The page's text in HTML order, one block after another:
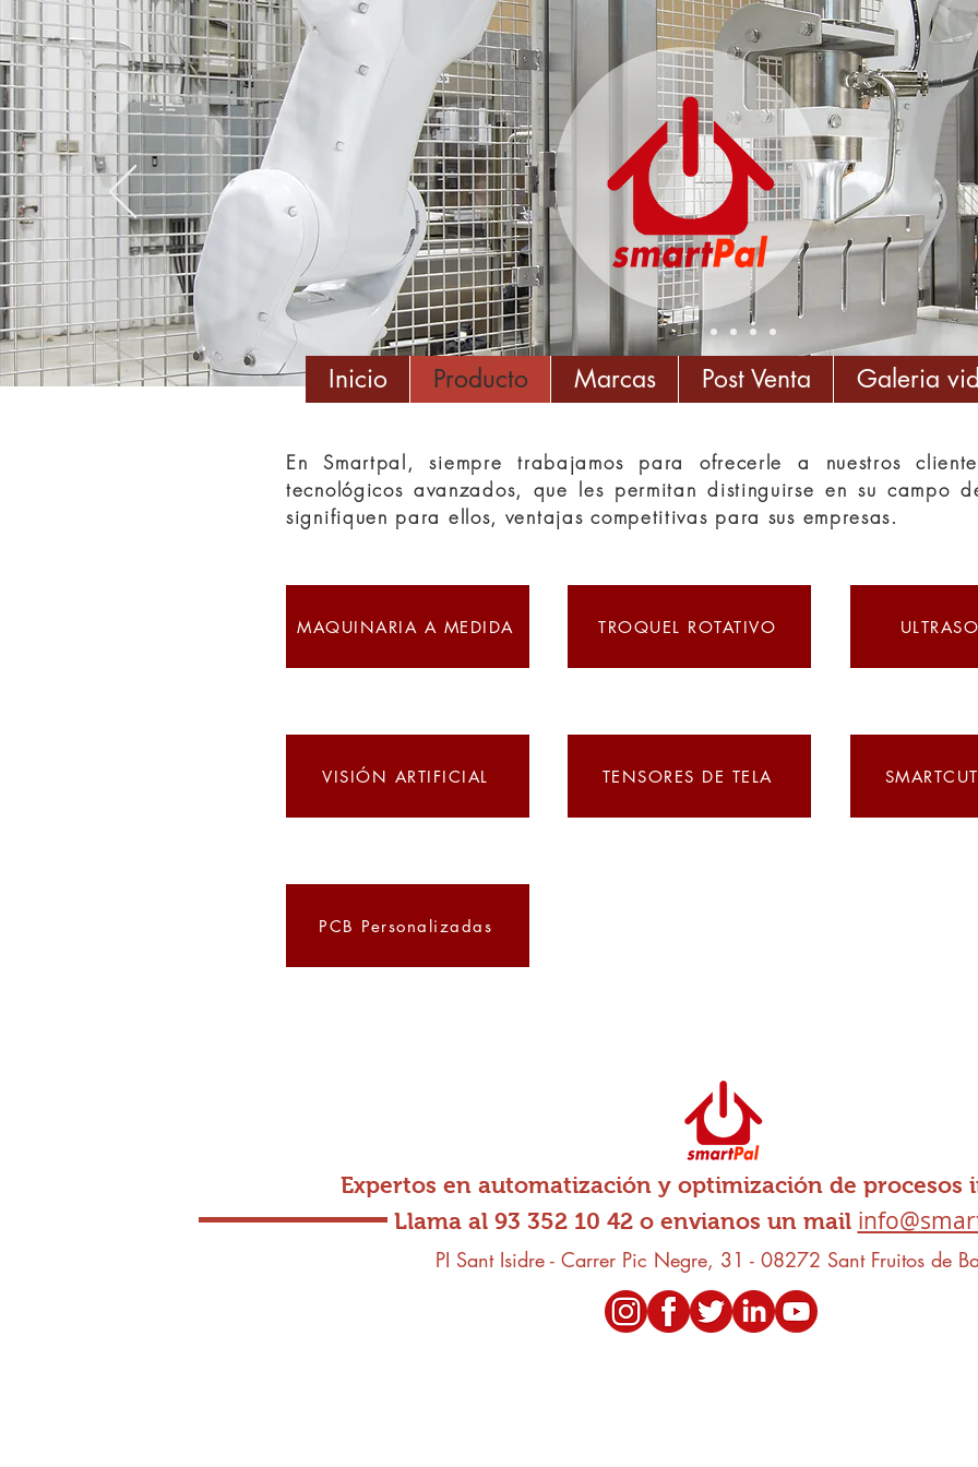
piensa en grande
Inicio Producto Marcas Post Venta Galeria
En Smartpal, siempre trabajamos para ofrecerle a nuestros
tecnológicos avanzados, que les permitan distinguirse en su campo
signifiquen para ellos, ventajas competitivas para sus empresas.
MAQUINARIA A MEDIDA TROQUEL ROTATIVO
VISIÓN ARTIFICIAL TENSORES DE TELA
PCB Personalizadas
Expertos en automatización y optimización de procesos
Llama al 93 352 10 42 o envianos un mail
PI Sant Isidre - Carrer Pic Negre, 31 - 08272 Sant Fruitos de